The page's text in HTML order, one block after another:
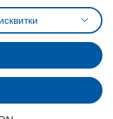
бисквитки
за личните данни
на ikea.bg
Family
IKEA Family
- 2025